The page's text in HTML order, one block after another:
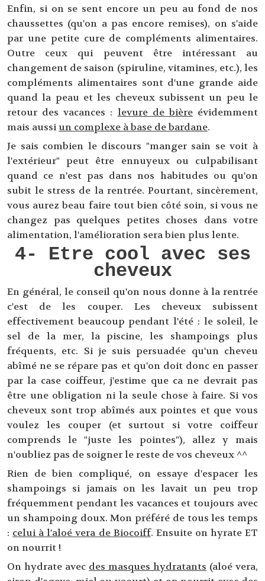
Enfin, si on se sent encore un peu au fond de nos
chaussettes (qu'on a pas encore remises), on s'aide
par une petite cure de compléments alimentaires.
Outre ceux qui peuvent être intéressant au
changement de saison (spiruline, vitamines, etc.), les
compléments alimentaires sont d'une grande aide
quand la peau et les cheveux subissent un peu le
retour des vacances : levure de bièreévidemment
mais aussiun complexe à base de bardane.
Je sais combien le discours "manger sain se voit à
l'extérieur" peut être ennuyeux ou culpabilisant
quand ce n'est pas dans nos habitudes ou qu'on
subit le stress de la rentrée. Pourtant, sincèrement,
vous aurez beau faire tout bien côté soin, si vous ne
changez pas quelques petites choses dans votre
alimentation, l'amélioration sera bien plus lente.
4- Etre cool avec ses
cheveux
En général, le conseil qu'on nous donne à la rentrée
c'est de les couper. Les cheveux subissent
effectivement beaucoup pendant l'été : le soleil, le
sel de la mer, la piscine, les shampoings plus
fréquents, etc. Si je suis persuadée qu'un cheveu
abîmé ne se répare pas et qu'on doit donc en passer
par la case coiffeur, j'estime que ca ne devrait pas
être une obligation ni la seule chose à faire. Si vos
cheveux sont trop abîmés aux pointes et que vous
voulez les couper (et surtout si votre coiffeur
comprends le "juste les pointes"), allez y mais
n'oubliez pas de soigner le reste de vos cheveux ^^
Rien de bien compliqué, on essaye d'espacer les
shampoings si jamais on les lavait un peu trop
fréquemment pendant les vacances et toujours avec
un shampoing doux. Mon préféré de tous les temps
: celui à l'aloé vera de Biocoiff. Ensuite on hyrate ET
on nourrit !
On hydrate avec des masques hydratants (aloé vera,